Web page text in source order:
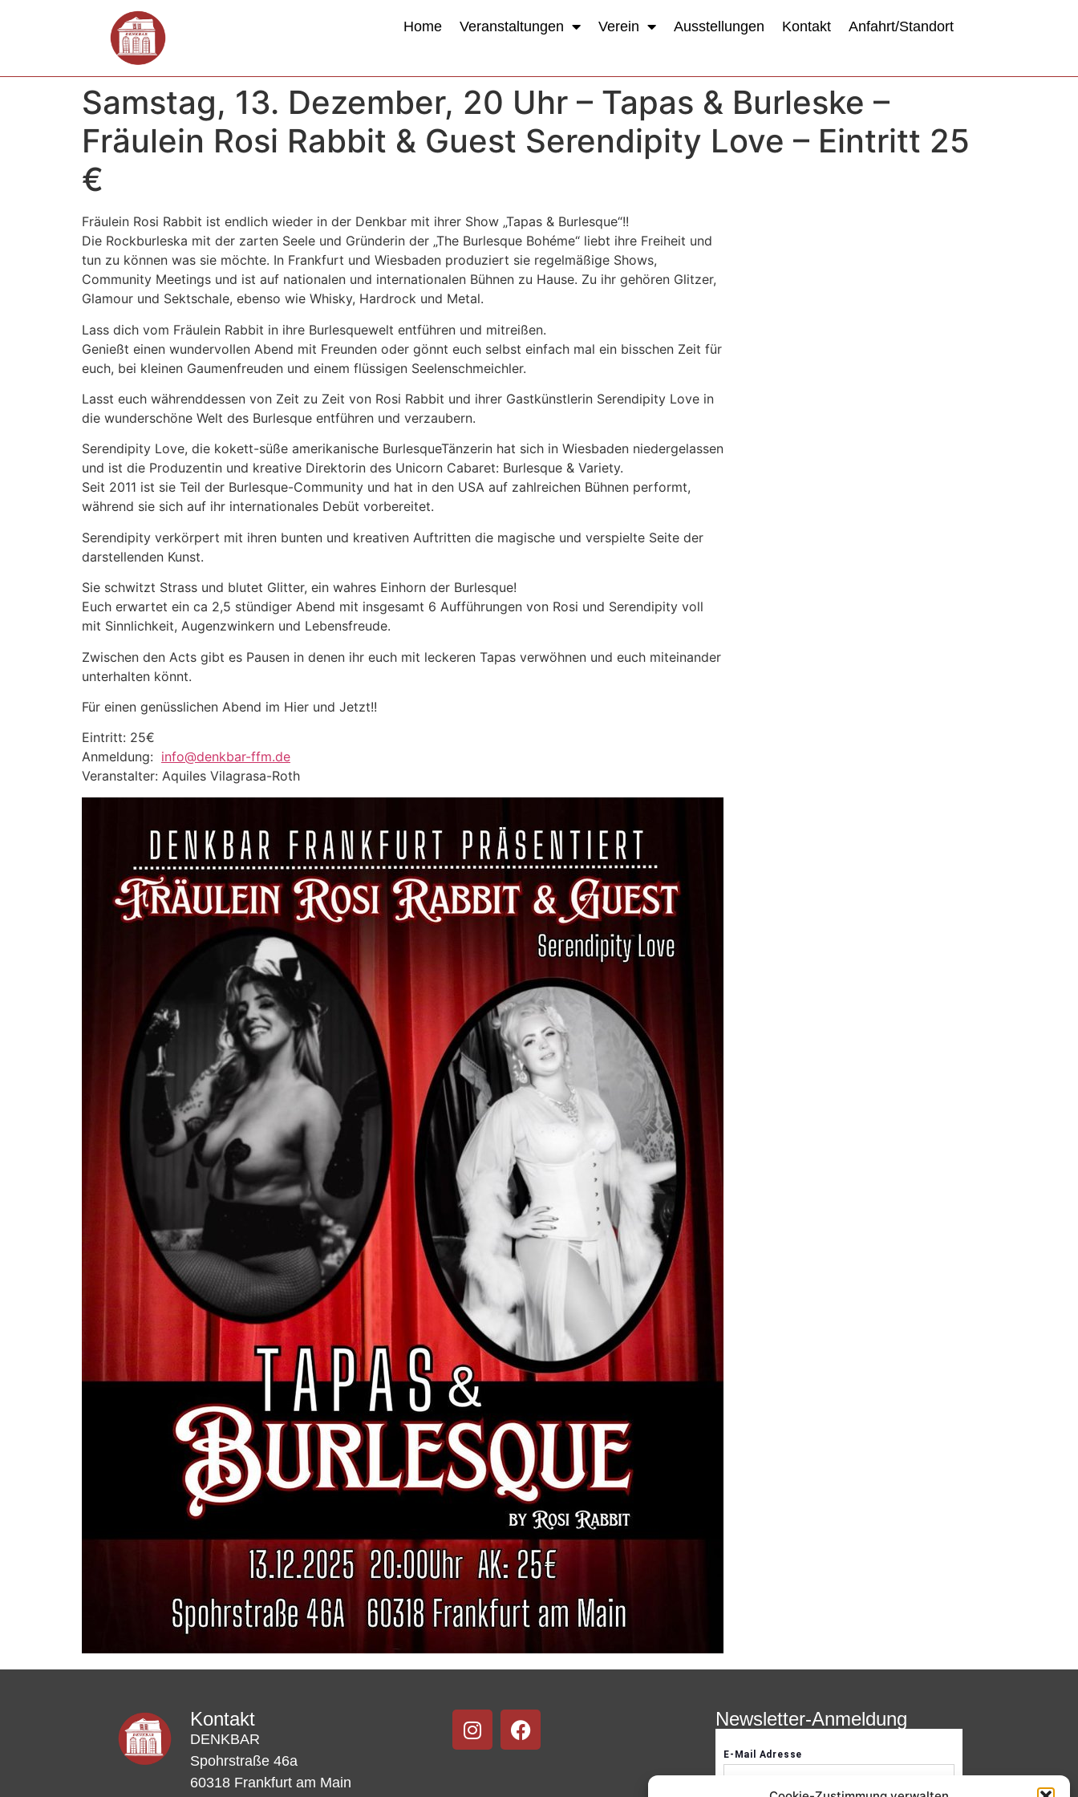
Home Veranstaltungen Verein Ausstellungen Kontakt Anfahrt/Standort
Samstag, 13. Dezember, 20 Uhr – Tapas & Burleske –
Fräulein Rosi Rabbit & Guest Serendipity Love – Eintritt 25
€
Fräulein Rosi Rabbit ist endlich wieder in der Denkbar mit ihrer Show „Tapas & Burlesque“!!
Die Rockburleska mit der zarten Seele und Gründerin der „The Burlesque Bohéme“ liebt ihre Freiheit und
tun zu können was sie möchte. In Frankfurt und Wiesbaden produziert sie regelmäßige Shows,
Community Meetings und ist auf nationalen und internationalen Bühnen zu Hause. Zu ihr gehören Glitzer,
Glamour und Sektschale, ebenso wie Whisky, Hardrock und Metal.
Lass dich vom Fräulein Rabbit in ihre Burlesquewelt entführen und mitreißen.
Genießt einen wundervollen Abend mit Freunden oder gönnt euch selbst einfach mal ein bisschen Zeit für
euch, bei kleinen Gaumenfreuden und einem flüssigen Seelenschmeichler.
Lasst euch währenddessen von Zeit zu Zeit von Rosi Rabbit und ihrer Gastkünstlerin Serendipity Love in
die wunderschöne Welt des Burlesque entführen und verzaubern.
Serendipity Love, die kokett-süße amerikanische BurlesqueTänzerin hat sich in Wiesbaden niedergelassen
und ist die Produzentin und kreative Direktorin des Unicorn Cabaret: Burlesque & Variety.
Seit 2011 ist sie Teil der Burlesque-Community und hat in den USA auf zahlreichen Bühnen performt,
während sie sich auf ihr internationales Debüt vorbereitet.
Serendipity verkörpert mit ihren bunten und kreativen Auftritten die magische und verspielte Seite der
darstellenden Kunst.
Sie schwitzt Strass und blutet Glitter, ein wahres Einhorn der Burlesque!
Euch erwartet ein ca 2,5 stündiger Abend mit insgesamt 6 Aufführungen von Rosi und Serendipity voll
mit Sinnlichkeit, Augenzwinkern und Lebensfreude.
Zwischen den Acts gibt es Pausen in denen ihr euch mit leckeren Tapas verwöhnen und euch miteinander
unterhalten könnt.
Für einen genüsslichen Abend im Hier und Jetzt!!
Eintritt: 25€
Anmeldung: info@denkbar-ffm.de
Veranstalter: Aquiles Vilagrasa-Roth
Kontakt
DENKBAR
Spohrstraße 46a
60318 Frankfurt am Main
Newsletter-Anmeldung